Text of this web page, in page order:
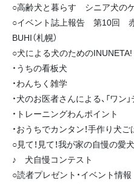
○高齢犬と暮らす シニア犬の
○イベント誌上報告 第10回 赤
BUHI（札幌）
○犬による犬のためのINUNETA!
・うちの看板犬
・わんちく雑学
・犬のお医者さんによる、「ワン
・トレーニングわんポイント
・おうちでカンタン！手作り犬
○見て！見て！我が家の自慢の愛
♪ 犬自慢コンテスト
○読者プレゼント・イベント情報